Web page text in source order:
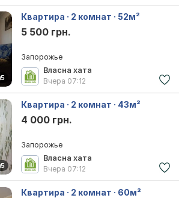
5
Квартира · 2 комнат · 52м²
5 500 грн.
Запорожье
Власна хата
Вчера 07:12
5
Квартира · 2 комнат · 43м²
4 000 грн.
Запорожье
Власна хата
Вчера 07:12
Квартира · 2 комнат · 60м²